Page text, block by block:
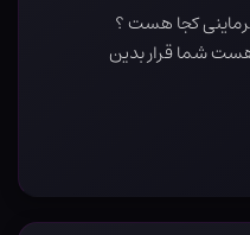
کجا هست ؟
شما قرار بدین